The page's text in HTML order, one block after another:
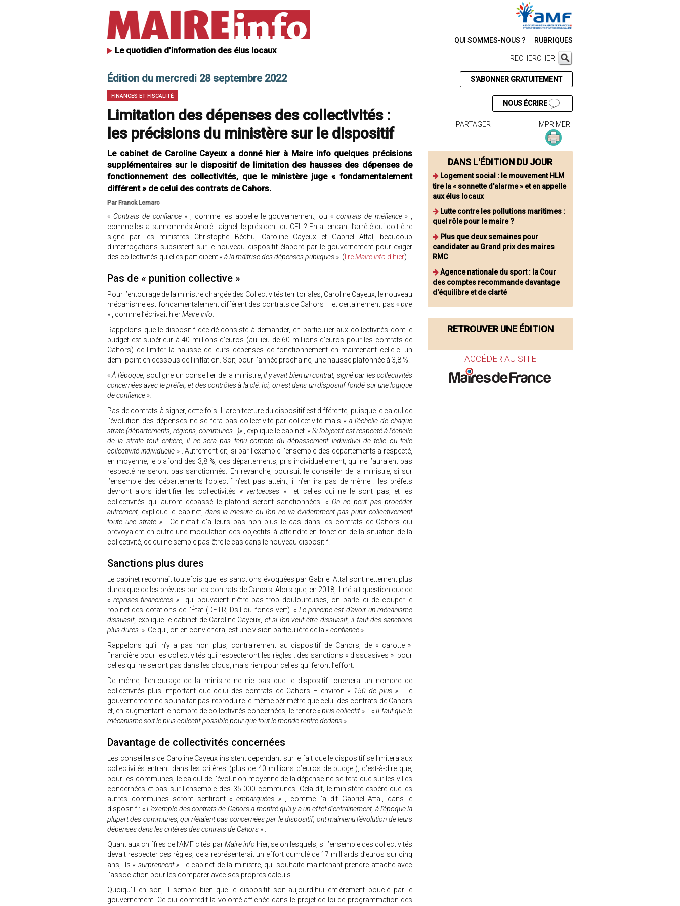
Le quotidien d’information des élus locaux
QUI SOMMES-NOUS ? RUBRIQUES
RECHERCHER
Édition du mercredi 28 septembre 2022
FINANCES ET FISCALITÉ
Limitation des dépenses des collectivités :
les précisions du ministère sur le dispositif
Le cabinet de Caroline Cayeux a donné hier à Maire info quelques précisions
supplémentaires sur le dispositif de limitation des hausses des dépenses de
fonctionnement des collectivités, que le ministère juge « fondamentalement
différent » de celui des contrats de Cahors.
Par Franck Lemarc
« Contrats de confiance » , comme les appelle le gouvernement, ou « contrats de méfiance »
comme les a surnommés André Laignel, le président du CFL ? En attendant l’arrêté qui doit être
signé par les ministres Christophe Béchu, Caroline Cayeux et Gabriel Attal, beaucoup
d’interrogations subsistent sur le nouveau dispositif élaboré par le gouvernement pour exiger
des collectivités qu’elles participent « à la maîtrise des dépenses publiques » ( lireMaire info d’hier).
Pas de « punition collective »
Pour l’entourage de la ministre chargée des Collectivités territoriales, Caroline Cayeux, le nouveau
mécanisme est fondamentalement différent des contrats de Cahors – et certainement pas « pire
»
, comme l’écrivait hierMaire info
Rappelons que le dispositif décidé consiste à demander, en particulier aux collectivités dont le
budget est supérieur à 40 millions d’euros (au lieu de 60 millions d'euros pour les contrats de
Cahors) de limiter la hausse de leurs dépenses de fonctionnement en maintenant celle-ci un
demi-point en dessous de l’inflation. Soit, pour l’année prochaine, une hausse plafonnée à 3,8 %.
« À l’époque, souligne un conseiller de la ministre, il y avait bien un contrat, signé par les collectivités
concernées avec le préfet, et des contrôles à la clé. Ici, on est dans un dispositif fondé sur une logique
de confiance ».
Pas de contrats à signer, cette fois. L’architecture du dispositif est différente, puisque le calcul de
l’évolution des dépenses ne se fera pas collectivité par collectivité mais « à l’échelle de chaque
strate (départements, régions, communes…)»
, explique le cabinet. « Si l’objectif est respecté à l’échelle
de la strate tout entière, il ne sera pas tenu compte du dépassement individuel de telle ou telle
collectivité individuelle »
. Autrement dit, si par l’exemple l’ensemble des départements a respecté,
en moyenne, le plafond des 3,8 %, des départements, pris individuellement, qui ne l’auraient pas
respecté ne seront pas sanctionnés. En revanche, poursuit le conseiller de la ministre, si sur
l’ensemble des départements l’objectif n’est pas atteint, il n’en ira pas de même : les préfets
devront alors identifier les collectivités « vertueuses » et celles qui ne le sont pas, et les
collectivités qui auront dépassé le plafond seront sanctionnées. « On ne peut pas procéder
autrement, explique le cabinet, dans la mesure où l’on ne va évidemment pas punir collectivement
toute une strate »
. Ce n’était d’ailleurs pas non plus le cas dans les contrats de Cahors qui
prévoyaient en outre une modulation des objectifs à atteindre en fonction de la situation de la
collectivité, ce qui ne semble pas être le cas dans le nouveau dispositif.
Sanctions plus dures
Le cabinet reconnaît toutefois que les sanctions évoquées par Gabriel Attal sont nettement plus
dures que celles prévues par les contrats de Cahors. Alors que, en 2018, il n’était question que de
« reprises financières »
qui pouvaient n’être pas trop douloureuses, on parle ici de couper le
robinet des dotations de l’État (DETR, Dsil ou fonds vert). « Le principe est d’avoir un mécanisme
dissuasif, explique le cabinet de Caroline Cayeux, et si l’on veut être dissuasif, il faut des sanctions
plus dures. » Ce qui, on en conviendra, est une vision particulière de la « confiance ».
Rappelons qu’il n’y a pas non plus, contrairement au dispositif de Cahors, de « carotte »
financière pour les collectivités qui respecteront les règles : des sanctions « dissuasives » pour
celles qui ne seront pas dans les clous, mais rien pour celles qui feront l’effort.
De même, l’entourage de la ministre ne nie pas que le dispositif touchera un nombre de
collectivités plus important que celui des contrats de Cahors – environ « 150 de plus »
. Le
gouvernement ne souhaitait pas reproduire le même périmètre que celui des contrats de Cahors
et, en augmentant le nombre de collectivités concernées, le rendre « plus collectif » : « Il faut que le
mécanisme soit le plus collectif possible pour que tout le monde rentre dedans ».
Davantage de collectivités concernées
Les conseillers de Caroline Cayeux insistent cependant sur le fait que le dispositif se limitera aux
collectivités entrant dans les critères (plus de 40 millions d’euros de budget), c’est-à-dire que,
pour les communes, le calcul de l’évolution moyenne de la dépense ne se fera que sur les villes
concernées et pas sur l’ensemble des 35 000 communes. Cela dit, le ministère espère que les
autres communes seront sentiront « embarquées »
, comme l’a dit Gabriel Attal, dans le
dispositif : « L’exemple des contrats de Cahors a montré qu’il y a un effet d’entraînement, à l’époque la
plupart des communes, qui n’étaient pas concernées par le dispositif, ont maintenu l’évolution de leurs
dépenses dans les critères des contrats de Cahors »
Quant aux chiffres de l’AMF cités parMaire info hier, selon lesquels, si l’ensemble des collectivités
devait respecter ces règles, cela représenterait un effort cumulé de 17 milliards d’euros sur cinq
ans, ils « surprennent »
le cabinet de la ministre, qui souhaite maintenant prendre attache avec
l’association pour les comparer avec ses propres calculs.
Quoiqu’il en soit, il semble bien que le dispositif soit aujourd’hui entièrement bouclé par le
gouvernement. Ce qui contredit la volonté affichée dans le projet de loi de programmation des
S'ABONNER GRATUITEMENT
NOUS ÉCRIRE
PARTAGER IMPRIMER
DANS L'ÉDITION DU JOUR
Logement social : le mouvement HLM
tire la « sonnette d'alarme » et en appelle
aux élus locaux
Lutte contre les pollutions maritimes :
quel rôle pour le maire ?
Plus que deux semaines pour
candidater au Grand prix des maires
RMC
Agence nationale du sport : la Cour
des comptes recommande davantage
d'équilibre et de clarté
RETROUVER UNE ÉDITION
ACCÉDER AU SITE